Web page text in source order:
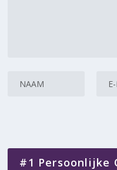
#1 Persoonlijke